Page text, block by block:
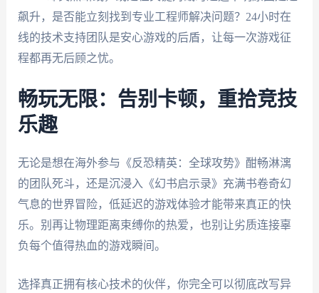
飙升，是否能立刻找到专业工程师解决问题？24小时在
线的技术支持团队是安心游戏的后盾，让每一次游戏征
程都再无后顾之忧。
畅玩无限：告别卡顿，重拾竞技
乐趣
无论是想在海外参与《反恐精英：全球攻势》酣畅淋漓
的团队死斗，还是沉浸入《幻书启示录》充满书卷奇幻
气息的世界冒险，低延迟的游戏体验才能带来真正的快
乐。别再让物理距离束缚你的热爱，也别让劣质连接辜
负每个值得热血的游戏瞬间。
选择真正拥有核心技术的伙伴，你完全可以彻底改写异